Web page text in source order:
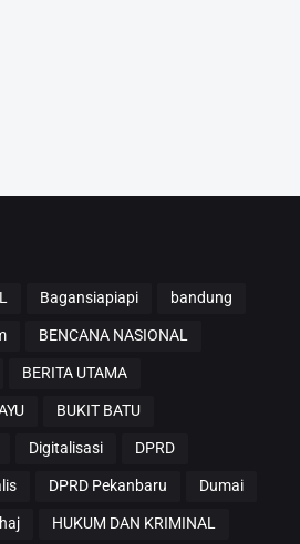
Bagansiapiapi bandung
BENCANA NASIONAL
BERITA UTAMA
BUKIT BATU
Digitalisasi DPRD
DPRD Pekanbaru Dumai
haj HUKUM DAN KRIMINAL